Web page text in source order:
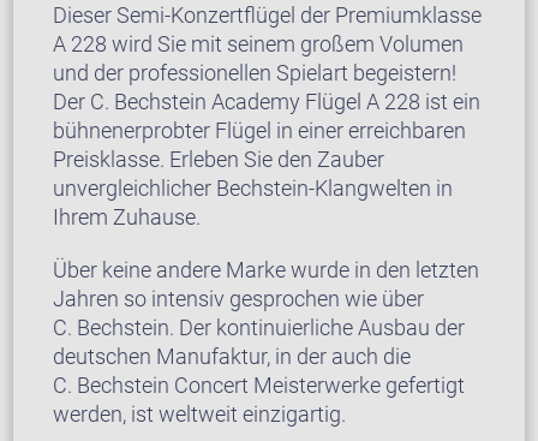
Dieser Semi-Konzertflügel der Premiumklasse
A 228 wird Sie mit seinem großem Volumen
und der professionellen Spielart begeistern!
Der C. Bechstein Academy Flügel A 228 ist ein
bühnenerprobter Flügel in einer erreichbaren
Preisklasse. Erleben Sie den Zauber
unvergleichlicher Bechstein-Klangwelten in
Ihrem Zuhause.
Über keine andere Marke wurde in den letzten
Jahren so intensiv gesprochen wie über
C. Bechstein. Der kontinuierliche Ausbau der
deutschen Manufaktur, in der auch die
C. Bechstein Concert Meisterwerke gefertigt
werden, ist weltweit einzigartig.